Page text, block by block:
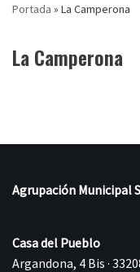
Portada » La Camperona
La Camperona
Agrupación Municipal
Casa del Pueblo
Argandona, 4 Bis ·